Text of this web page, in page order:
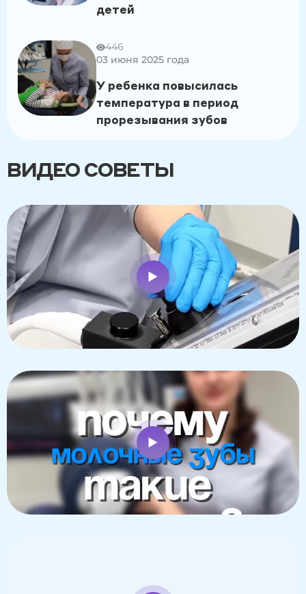
детей
03 июня 2025 года
446
У ребенка повысилась
температура в период
прорезывания зубов
ВИДЕО СОВЕТЫ